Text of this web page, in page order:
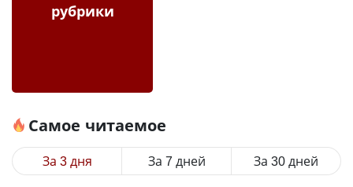
рубрики
Самое читаемое
За 3 дня За 7 дней За 30 дней